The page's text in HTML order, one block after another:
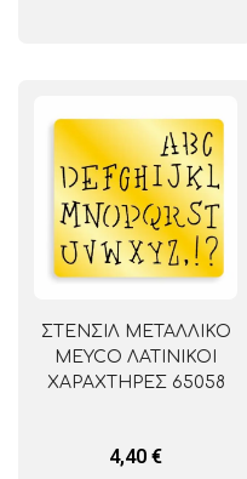
ΣΤΕΝΣΙΛ ΜΕΤΑΛΛΙΚΟ
MEYCO ΛΑΤΙΝΙΚΟΙ
ΧΑΡΑΧΤΗΡΕΣ 65058
4,40 €